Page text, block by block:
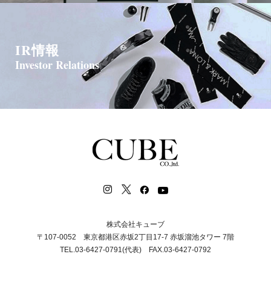
IR情報
Investor Relations
株式会社キューブ
〒107-0052 東京都港区赤坂2丁目17-7 赤坂溜池タワー 7階
TEL.03-6427-0791(代表) FAX.03-6427-0792